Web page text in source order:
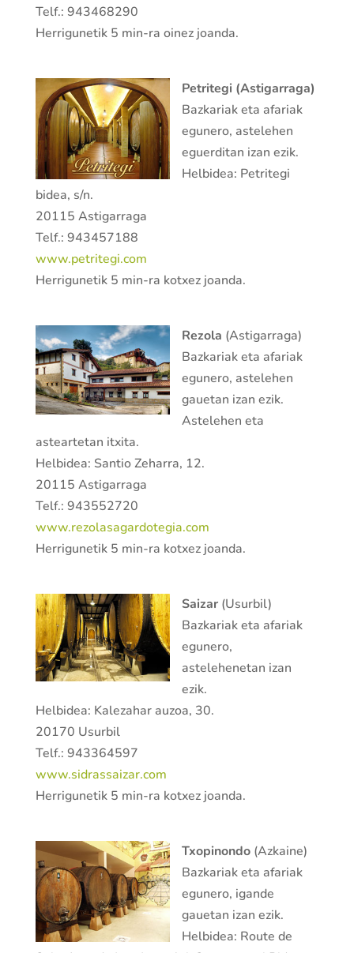
Telf.: 943468290
Herrigunetik 5 min-ra oinez joanda.
Petritegi (Astigarraga)
Bazkariak eta afariak
egunero, astelehen
eguerditan izan ezik.
Helbidea: Petritegi
bidea, s/n.
20115 Astigarraga
Telf.: 943457188
www.petritegi.com
Herrigunetik 5 min-ra kotxez joanda.
Rezola (Astigarraga)
Bazkariak eta afariak
egunero, astelehen
gauetan izan ezik.
Astelehen eta
asteartetan itxita.
Helbidea: Santio Zeharra, 12.
20115 Astigarraga
Telf.: 943552720
www.rezolasagardotegia.com
Herrigunetik 5 min-ra kotxez joanda.
Saizar (Usurbil)
Bazkariak eta afariak
egunero,
astelehenetan izan
ezik.
Helbidea: Kalezahar auzoa, 30.
20170 Usurbil
Telf.: 943364597
www.sidrassaizar.com
Herrigunetik 5 min-ra kotxez joanda.
Txopinondo (Azkaine)
Bazkariak eta afariak
egunero, igande
gauetan izan ezik.
Helbidea: Route de